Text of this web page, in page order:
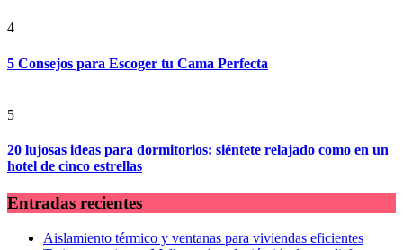
4
5 Consejos para Escoger tu Cama Perfecta
5
20 lujosas ideas para dormitorios: siéntete relajado como en un
hotel de cinco estrellas
Entradas recientes
Aislamiento térmico y ventanas para viviendas eficientes